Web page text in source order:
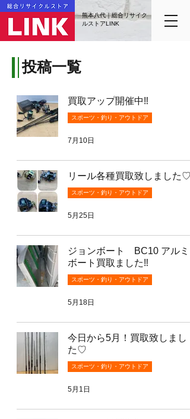
熊本八代｜総合リサイク
ルストアLINK
投稿一覧
買取アップ開催中‼️
スポーツ・釣り・アウトドア
7月10日
リール各種買取致しました♡
スポーツ・釣り・アウトドア
5月25日
ジョンボート BC10 アルミ
ボート買取ました‼️
スポーツ・釣り・アウトドア
5月18日
今日から5月！買取致しまし
た♡
スポーツ・釣り・アウトドア
5月1日